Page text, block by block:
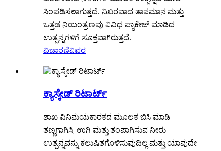
ಸಿಂಪಡಿಸಲಾಗುತ್ತದೆ. ನಿಖರವಾದ ತಾಪಮಾನ ಮತ್ತು
ಒತ್ತಡ ನಿಯಂತ್ರಣವು ವಿವಿಧ ಪ್ಯಾಕೇಜ್ ಮಾಡಿದ
ಉತ್ಪನ್ನಗಳಿಗೆ ಸೂಕ್ತವಾಗಿರುತ್ತದೆ.
ವಿಚಾರಣೆವಿವರ
ಕ್ಯಾಸ್ಕೇಡ್ ರಿಟಾರ್ಟ್
ಶಾಖ ವಿನಿಮಯಕಾರಕದ ಮೂಲಕ ಬಿಸಿ ಮಾಡಿ
ತಣ್ಣಗಾಗಿಸಿ, ಉಗಿ ಮತ್ತು ತಂಪಾಗಿಸುವ ನೀರು
ಉತ್ಪನ್ನವನ್ನು ಕಲುಷಿತಗೊಳಿಸುವುದಿಲ್ಲ ಮತ್ತು ಯಾವುದೇ